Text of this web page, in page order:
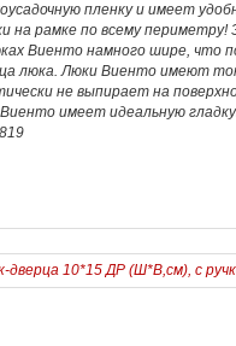
пленку и имеет
на рамке по всему
Виенто намного шире, что
люка. Люки Виенто имеют
не выпирает на
имеет идеальную
дверца 10*15 ДР (Ш*В,см), с